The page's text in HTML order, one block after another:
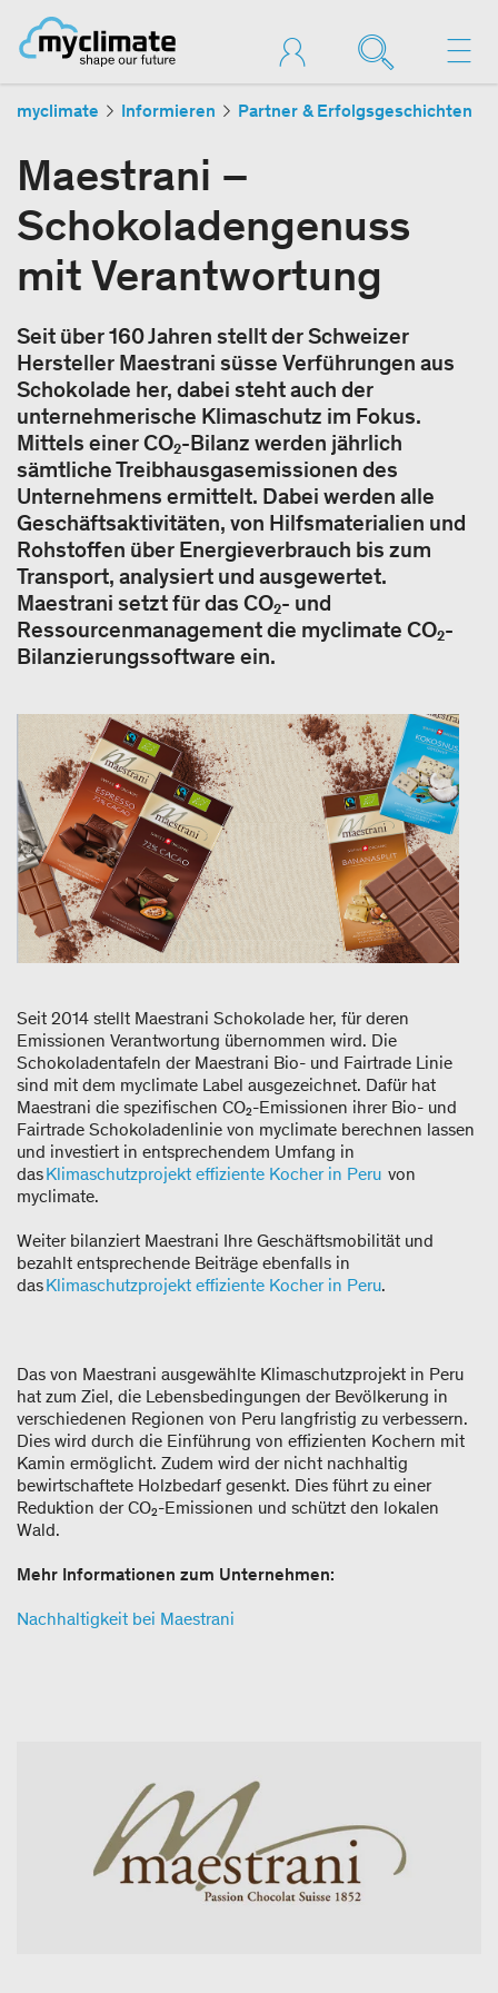
myclimate Informieren Partner & Erfolgsgeschichten
Maestrani –
Schokoladengenuss
mit Verantwortung
Seit über 160 Jahren stellt der Schweizer
Hersteller Maestrani süsse Verführungen aus
Schokolade her, dabei steht auch der
unternehmerische Klimaschutz im Fokus.
Mittels einer CO₂-Bilanz werden jährlich
sämtliche Treibhausgasemissionen des
Unternehmens ermittelt. Dabei werden alle
Geschäftsaktivitäten, von Hilfsmaterialien und
Rohstoffen über Energieverbrauch bis zum
Transport, analysiert und ausgewertet.
Maestrani setzt für das CO₂- und
Ressourcenmanagement die myclimate CO₂-
Bilanzierungssoftware ein.
Seit 2014 stellt Maestrani Schokolade her, für deren
Emissionen Verantwortung übernommen wird. Die
Schokoladentafeln der Maestrani Bio- und Fairtrade Linie
sind mit dem myclimate Label ausgezeichnet. Dafür hat
Maestrani die spezifischen CO₂-Emissionen ihrer Bio- und
Fairtrade Schokoladenlinie von myclimate berechnen lassen
und investiert in entsprechendem Umfang in
dasKlimaschutzprojekt effiziente Kocher in Peru von
myclimate.
Weiter bilanziert Maestrani Ihre Geschäftsmobilität und
bezahlt entsprechende Beiträge ebenfalls in
dasKlimaschutzprojekt effiziente Kocher in Peru.
Das von Maestrani ausgewählte Klimaschutzprojekt in Peru
hat zum Ziel, die Lebensbedingungen der Bevölkerung in
verschiedenen Regionen von Peru langfristig zu verbessern.
Dies wird durch die Einführung von effizienten Kochern mit
Kamin ermöglicht. Zudem wird der nicht nachhaltig
bewirtschaftete Holzbedarf gesenkt. Dies führt zu einer
Reduktion der CO₂-Emissionen und schützt den lokalen
Wald.
Mehr Informationen zum Unternehmen:
Nachhaltigkeit bei Maestrani